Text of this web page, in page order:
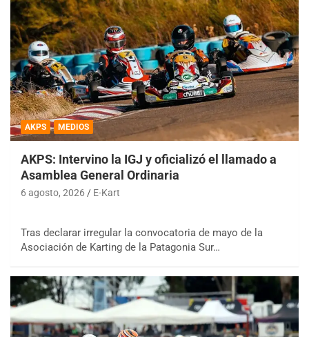
AKPS MEDIOS
AKPS: Intervino la IGJ y oficializó el llamado a
Asamblea General Ordinaria
6 agosto, 2026 E-Kart
Tras declarar irregular la convocatoria de mayo de la
Asociación de Karting de la Patagonia Sur…